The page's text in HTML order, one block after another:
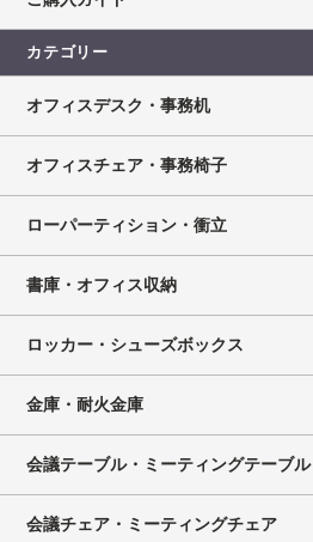
カテゴリー
オフィスデスク・事務机
オフィスチェア・事務椅子
ローパーティション・衝立
書庫・オフィス収納
ロッカー・シューズボックス
金庫・耐火金庫
会議テーブル・ミーティングテーブル
会議チェア・ミーティングチェア